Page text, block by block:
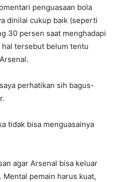
penguasaan bola
dinilai cukup baik (seperti
30 persen saat menghadapi
tersebut belum tentu
perhatikan sih bagus-
tidak bisa menguasainya
agar Arsenal bisa keluar
Mental pemain harus kuat,